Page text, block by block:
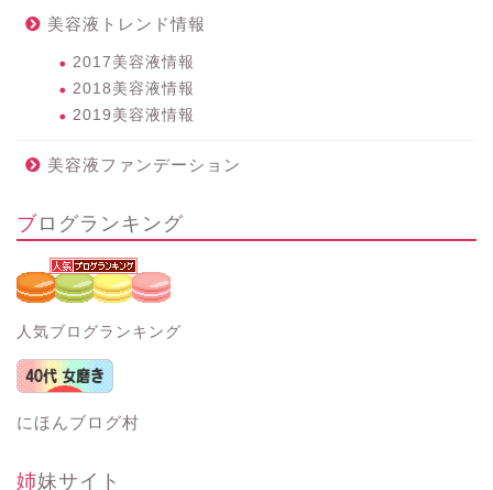
美容液トレンド情報
2017美容液情報
2018美容液情報
2019美容液情報
美容液ファンデーション
ブログランキング
人気ブログランキング
にほんブログ村
姉妹サイト